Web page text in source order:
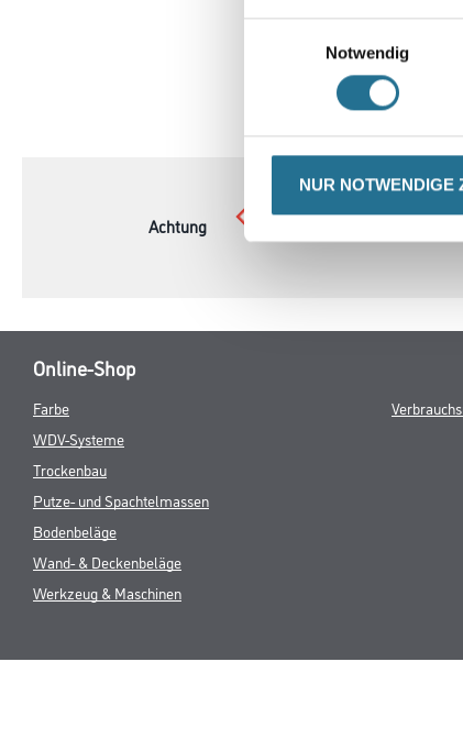
Notwendig
NUR NOTWENDIGE
TAB:
Achtung
Online-Shop
Farbe
WDV-Systeme
Trockenbau
Putze- und Spachtelmassen
Bodenbeläge
Wand- & Deckenbeläge
Werkzeug & Maschinen